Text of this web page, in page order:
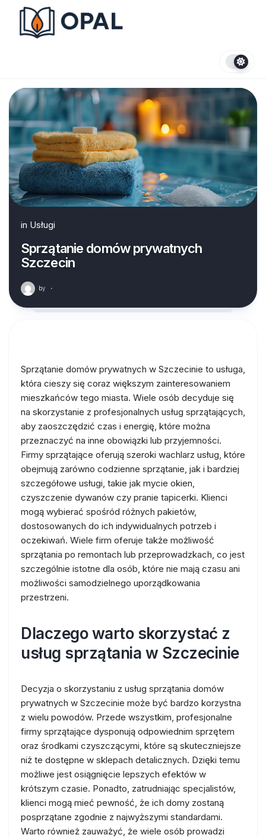
content
in Usługi
Sprzątanie domów prywatnych
Szczecin
by ·
Sprzątanie domów prywatnych w Szczecinie to usługa,
która cieszy się coraz większym zainteresowaniem
mieszkańców tego miasta. Wiele osób decyduje się
na skorzystanie z profesjonalnych usług sprzątających,
aby zaoszczędzić czas i energię, które można
przeznaczyć na inne obowiązki lub przyjemności.
Firmy sprzątające oferują szeroki wachlarz usług, które
obejmują zarówno codzienne sprzątanie, jak i bardziej
szczegółowe usługi, takie jak mycie okien,
czyszczenie dywanów czy pranie tapicerki. Klienci
mogą wybierać spośród różnych pakietów,
dostosowanych do ich indywidualnych potrzeb i
oczekiwań. Wiele firm oferuje także możliwość
sprzątania po remontach lub przeprowadzkach, co jest
szczególnie istotne dla osób, które nie mają czasu ani
możliwości samodzielnego uporządkowania
przestrzeni.
Dlaczego warto skorzystać z
usług sprzątania w Szczecinie
Decyzja o skorzystaniu z usług sprzątania domów
prywatnych w Szczecinie może być bardzo korzystna
z wielu powodów. Przede wszystkim, profesjonalne
firmy sprzątające dysponują odpowiednim sprzętem
oraz środkami czyszczącymi, które są skuteczniejsze
niż te dostępne w sklepach detalicznych. Dzięki temu
możliwe jest osiągnięcie lepszych efektów w
krótszym czasie. Ponadto, zatrudniając specjalistów,
klienci mogą mieć pewność, że ich domy zostaną
posprzątane zgodnie z najwyższymi standardami.
Warto również zauważyć, że wiele osób prowadzi